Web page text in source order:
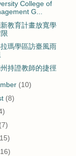
College of
G...
教育計畫放寬學
瑪學區訪臺風雨
持證教師的捷徑
(10)
(8)
(7)